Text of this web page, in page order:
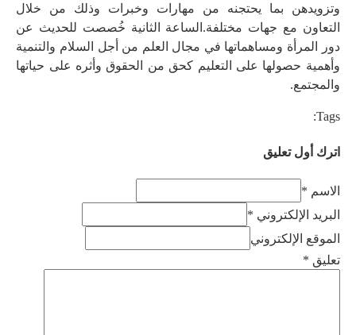
وتزويدهن بما يحتجنه من مهارات وخبرات وذلك من خلال
التعاون مع جهات مختلفة.الساعة الثانية خُصصت للحديث عن
دور المرأة ومساهماتها في مجال العلم من أجل السلام والتنمية
وأهمية حصولها على التعليم كحق من الحقوق وأثره على حياتها
والمجتمع.
Tags:
اترك أول تعليق
الاسم *
البريد الإلكتروني *
الموقع الإلكتروني
تعليق *